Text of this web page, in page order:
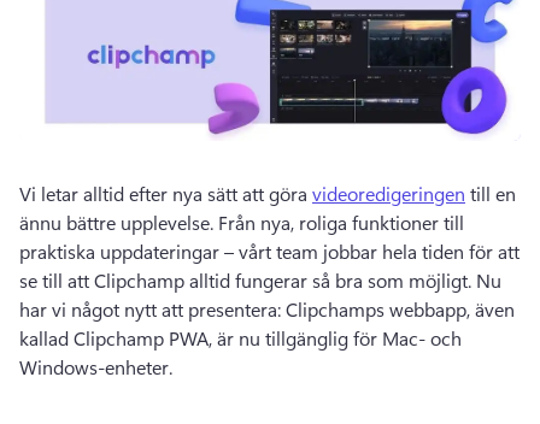
Vi letar alltid efter nya sätt att göra videoredigeringen till en
ännu bättre upplevelse. Från nya, roliga funktioner till
praktiska uppdateringar – vårt team jobbar hela tiden för att
se till att Clipchamp alltid fungerar så bra som möjligt. Nu
har vi något nytt att presentera: Clipchamps webbapp, även
kallad Clipchamp PWA, är nu tillgänglig för Mac- och
Windows-enheter.